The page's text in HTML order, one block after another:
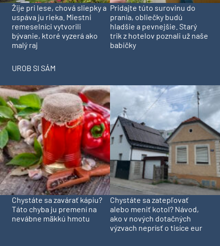
Žije pri lese, chová sliepky a
uspáva ju rieka. Miestni
remeselníci vytvorili
bývanie, ktoré vyzerá ako
malý raj
Pridajte túto surovinu do
prania, obliečky budú
hladšie a pevnejšie. Starý
trik z hotelov poznali už naše
babičky
UROB SI SÁM
Chystáte sa zavárať kápiu?
Táto chyba ju premení na
nevábne mäkkú hmotu
Chystáte sa zatepľovať
alebo meniť kotol? Návod,
ako v nových dotačných
výzvach neprísť o tisíce eur